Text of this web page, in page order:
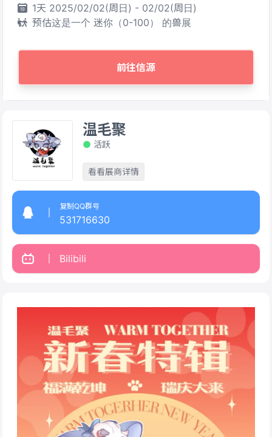
1天 2025/02/02(周日) - 02/02(周日)
预估这是一个 迷你（0-100） 的兽展
前往信源
温毛聚
活跃
看看展商详情
复制QQ群号
531716630
Bilibili